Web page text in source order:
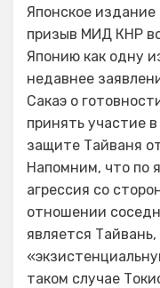
Японское издание
призыв МИД КНР
Японию как одну
недавнее
Сакаэ о
принять участие
защите Тайваня
Напомним, что по
агрессия со
отношении
является
таком случае